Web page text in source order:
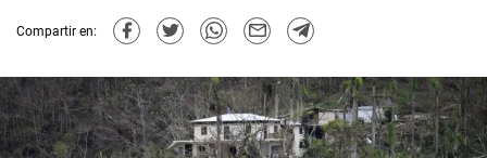
Compartir en: